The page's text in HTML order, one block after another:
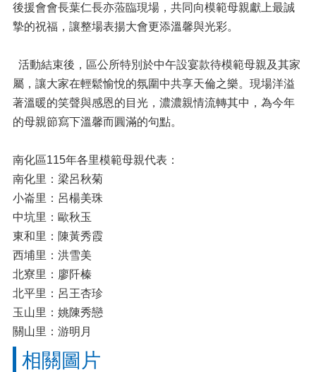
後援會會長葉仁長亦蒞臨現場，共同向模範母親獻上最誠
摯的祝福，讓整場表揚大會更添溫馨與光彩。
活動結束後，區公所特別於中午設宴款待模範母親及其家
屬，讓大家在輕鬆愉悅的氛圍中共享天倫之樂。現場洋溢
著溫暖的笑聲與感恩的目光，濃濃親情流轉其中，為今年
的母親節寫下溫馨而圓滿的句點。
南化區115年各里模範母親代表：
南化里：梁呂秋菊
小崙里：呂楊美珠
中坑里：歐秋玉
東和里：陳黃秀霞
西埔里：洪雪美
北寮里：廖阡榛
北平里：呂王杏珍
玉山里：姚陳秀戀
關山里：游明月
相關圖片